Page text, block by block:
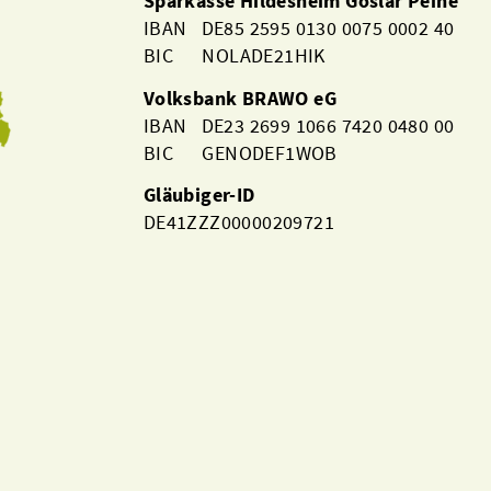
IBAN DE85 2595 0130 0075 0002 40
BIC NOLADE21HIK
Volksbank BRAWO eG
IBAN DE23 2699 1066 7420 0480 00
BIC GENODEF1WOB
Gläubiger-ID
DE41ZZZ00000209721